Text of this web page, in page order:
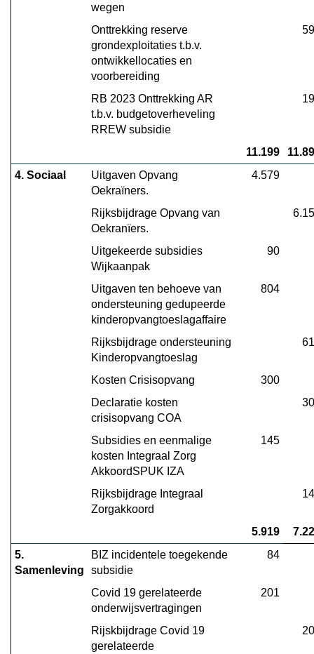
wegen
Onttrekking reserve
grondexploitaties t.b.v.
ontwikkellocaties en
voorbereiding
RB 2023 Onttrekking AR
t.b.v. budgetoverheveling
RREW subsidie
11.199
4. Sociaal
Uitgaven Opvang
Oekraïners.
4.579
Rijksbijdrage Opvang van
Oekranïers.
Uitgekeerde subsidies
Wijkaanpak
90
Uitgaven ten behoeve van
ondersteuning gedupeerde
kinderopvangtoeslagaffaire
804
Rijksbijdrage ondersteuning
Kinderopvangtoeslag
Kosten Crisisopvang
300
Declaratie kosten
crisisopvang COA
Subsidies en eenmalige
kosten Integraal Zorg
AkkoordSPUK IZA
145
Rijksbijdrage Integraal
Zorgakkoord
5.919
5.
Samenleving
BIZ incidentele toegekende
subsidie
84
Covid 19 gerelateerde
onderwijsvertragingen
201
Rijskbijdrage Covid 19
gerelateerde